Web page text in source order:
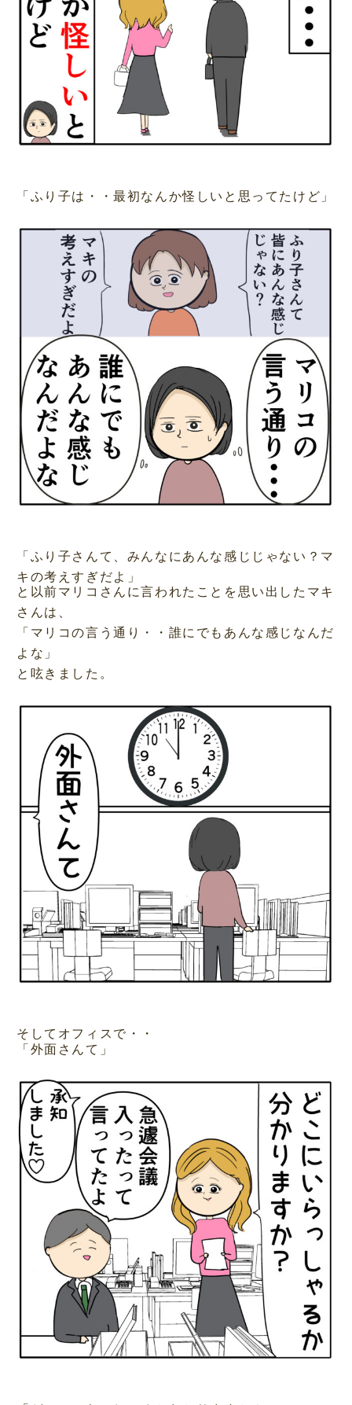
「ふり子は・・最初なんか怪しいと思ってたけど」
「ふり子さんて、みんなにあんな感じじゃない？マ
キの考えすぎだよ」
と以前マリコさんに言われたことを思い出したマキ
さんは、
「マリコの言う通り・・誰にでもあんな感じなんだ
よな」
と呟きました。
そしてオフィスで・・
「外面さんて」